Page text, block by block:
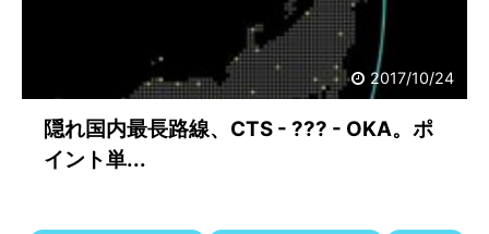
2017/10/24
隠れ国内最長路線、CTS - ??? - OKA。ポ
イント単...